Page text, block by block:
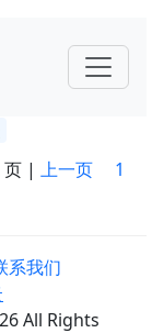
页 | 上一页 1
系我们
All Rights